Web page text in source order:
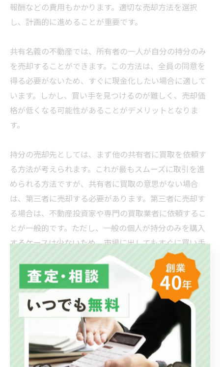
報酬などの費用もかかります。適切な売却方法を選択
し、計画的に進めることが重要です。
共有名義の不動産では、所有者の一人が自分の持分のみ
を売却することができます。この方法は、全員の同意を
得る必要がないため、すぐに現金化したい場合に適して
います。しかし、買い手を見つけるのが難しく、売却価
格が低くなる可能性があることがデメリットとなりま
す。
持分の売却先としては、まず他の共有者に買取を依頼す
る方法が考えられます。これが最もスムーズに取引を進
められる方法ですが、共有者に買取の意思がない場合
は、第三者に売却する必要があります。第三者に売却す
る場合は、不動産投資家や専門の買取業者に依頼するこ
とが一般的です。ただし、一般の個人が持分のみを購入
するケースは少ないため、市場に出してもすぐに買い手
が見つかるとは限りません。
持分のみを売却する際には、以下のような注意点があり
ます。
売却後も不動産の共有状態は続くため、新しい共有
者と関係を築く必要がある